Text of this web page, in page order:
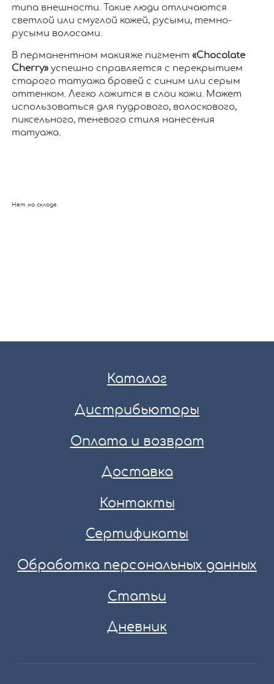
типа внешности. Такие люди отличаются
светлой или смуглой кожей, русыми, темно-
русыми волосами.
В перманентном макияже пигмент «Chocolate
Cherry»успешно справляется с перекрытием
старого татуажа бровей с синим или серым
оттенком. Легко ложится в слои кожи. Может
использоваться для пудрового, волоскового,
пиксельного, теневого стиля нанесения
татуажа.
Нет на складе
Каталог
Дистрибьюторы
Оплата и возврат
Доставка
Контакты
Сертификаты
Обработка персональных данных
Статьи
Дневник